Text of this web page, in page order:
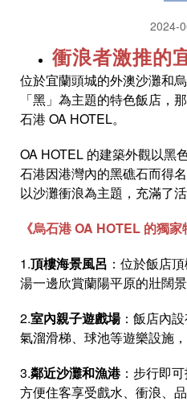
2024-
衝浪者激推的
位於宜蘭頭城的外澳沙灘和
「黑」為主題的特色飯店，
石港 OA HOTEL。
OA HOTEL 的建築外觀以黑
石港因港灣內的黑礁石而得
以沙灘衝浪為主題，充滿了活
《烏石港 OA HOTEL 的獨家
1.頂樓海景風呂 ：位於飯店
湯一邊欣賞蘭陽平原的壯闊景
2.室內親子遊戲場：飯店內
氣溜滑梯、球池等遊樂設施
3.鄰近沙灘和漁港：步行即
方便住客享受戲水、衝浪、品